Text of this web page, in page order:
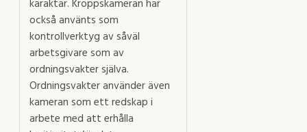
karaktär. Kroppskameran har
också använts som
kontrollverktyg av såväl
arbetsgivare som av
ordningsvakter själva.
Ordningsvakter använder även
kameran som ett redskap i
arbete med att erhålla